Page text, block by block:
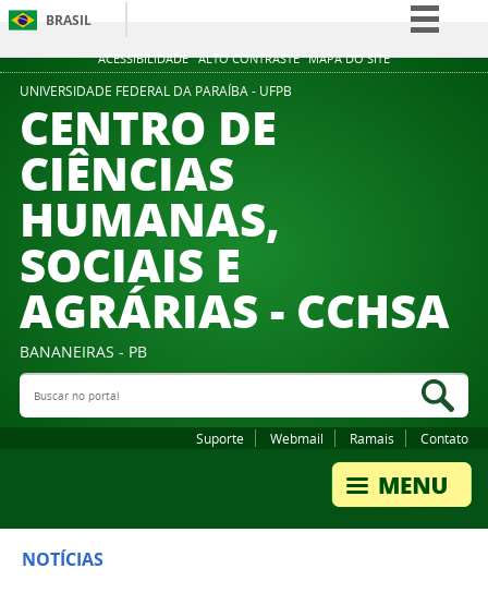
ACESSIBILIDADE ALTO CONTRASTE MAPA DO SITE
BRASIL
Simplifique!
UNIVERSIDADE FEDERAL DA PARAÍBA - UFPB
CENTRO DE
CIÊNCIAS
HUMANAS,
SOCIAIS E
AGRÁRIAS - CCHSA
BANANEIRAS - PB
Buscar no portal
Suporte Webmail Ramais Contato
NOTÍCIAS